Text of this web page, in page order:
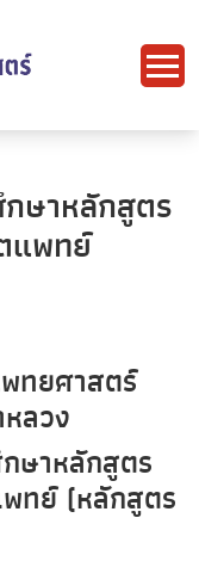
ษาหลักสูตร
แพทย์
ทยศาสตร์
ลวง
ษาหลักสูตร
ทย์ (หลักสูตร